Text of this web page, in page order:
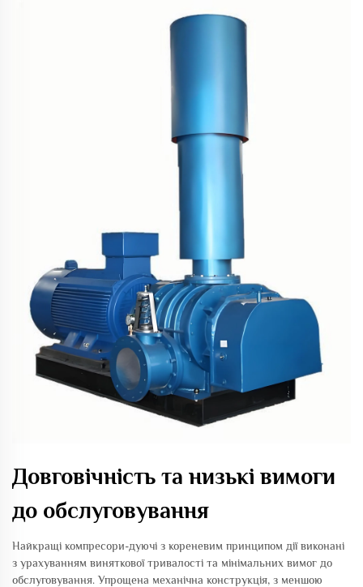
Довговічність та низькі вимоги
до обслуговування
Найкращі компресори-дуючі з кореневим принципом дії виконані
з урахуванням виняткової тривалості та мінімальних вимог до
обслуговування. Упрощена механічна конструкція, з меншою